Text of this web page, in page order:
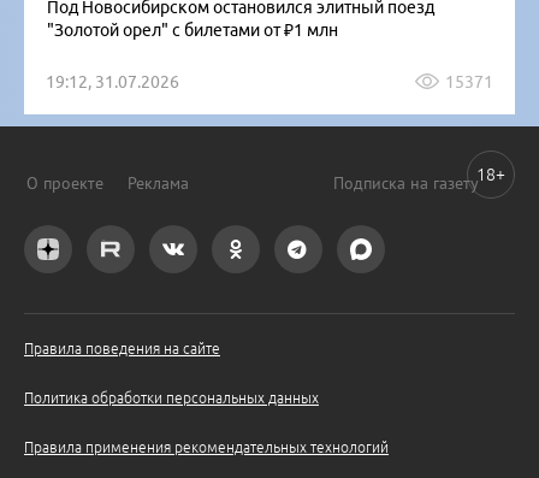
Под Новосибирском остановился элитный поезд
"Золотой орел" с билетами от ₽1 млн
19:12, 31.07.2026 15371
О проекте Реклама Подписка на газету
Правила поведения на сайте
Политика обработки персональных данных
Правила применения рекомендательных технологий
18+